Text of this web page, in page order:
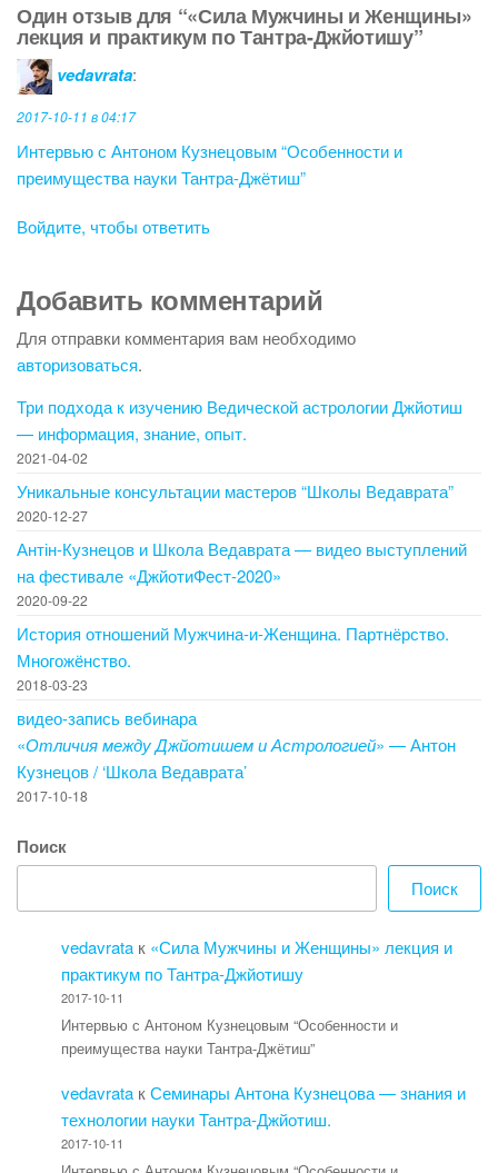
Один отзыв для “«Сила Мужчины и Женщины»
лекция и практикум по Тантра-Джйотишу”
vedavrata:
2017-10-11 в 04:17
Интервью с Антоном Кузнецовым “Особенности и
преимущества науки Тантра-Джётиш”
Войдите, чтобы ответить
Добавить комментарий
Для отправки комментария вам необходимо
авторизоваться.
Три подхода к изучению Ведической астрологии Джйотиш
— информация, знание, опыт.
2021-04-02
Уникальные консультации мастеров “Школы Ведаврата”
2020-12-27
Антін-Кузнецов и Школа Ведаврата — видео выступлений
на фестивале «ДжйотиФест-2020»
2020-09-22
История отношений Мужчина-и-Женщина. Партнёрство.
Многожёнство.
2018-03-23
видео-запись вебинара
«Отличия между Джйотишем и Астрологией» — Антон
Кузнецов / ‘Школа Ведаврата’
2017-10-18
Поиск
Поиск
vedavrata к «Сила Мужчины и Женщины» лекция и
практикум по Тантра-Джйотишу
2017-10-11
Интервью с Антоном Кузнецовым “Особенности и
преимущества науки Тантра-Джётиш”
vedavrata кСеминары Антона Кузнецова — знания и
технологии науки Тантра-Джйотиш.
2017-10-11